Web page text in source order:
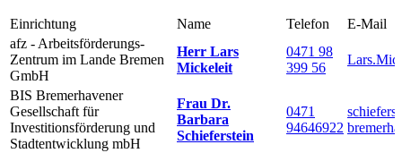
Einrichtung Name Telefon
E-Mail
afz - Arbeitsförderungs-
Zentrum im Lande Bremen
GmbH
Herr Lars
Mickeleit
0471 98
399 56
BIS Bremerhavener
Gesellschaft für
Investitionsförderung und
Stadtentwicklung mbH
Frau Dr.
Barbara
Schieferstein
0471
94646922